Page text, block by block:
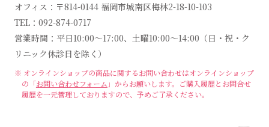
オフィス：〒814-0144 福岡市城南区梅林2-18-10-103
TEL：092-874-0717
営業時間：平日10:00～17:00、土曜10:00～14:00（日・祝・ク
リニック休診日を除く）
※ オンラインショップの商品に関するお問い合わせはオンラインショップ
の「お問い合わせフォーム 」からお願いします。 ご購入履歴とお問合せ
履歴を一元管理しておりますので、予めご了承ください。